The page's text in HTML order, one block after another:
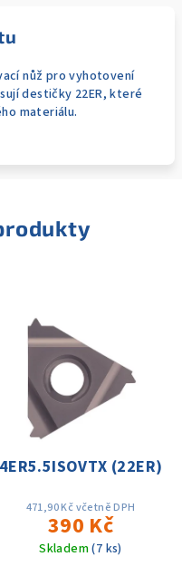
nůž pro vyhotovení
destičky 22ER, které
materiálu.
4ER5.5ISOVTX (22ER)
471,90 Kč včetně DPH
390 Kč
Skladem(7 ks)